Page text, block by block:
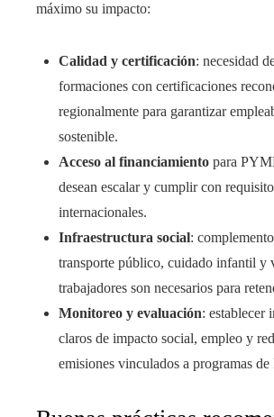
máximo su impacto:
Calidad y certificación: necesidad
formaciones con certificaciones
regionalmente para garantizar
sostenible.
Acceso al financiamiento para
desean escalar y cumplir con
internacionales.
Infraestructura social:
transporte público, cuidado infantil y
trabajadores son necesarios para
Monitoreo y evaluación: establecer
claros de impacto social, empleo y
emisiones vinculados a programas de